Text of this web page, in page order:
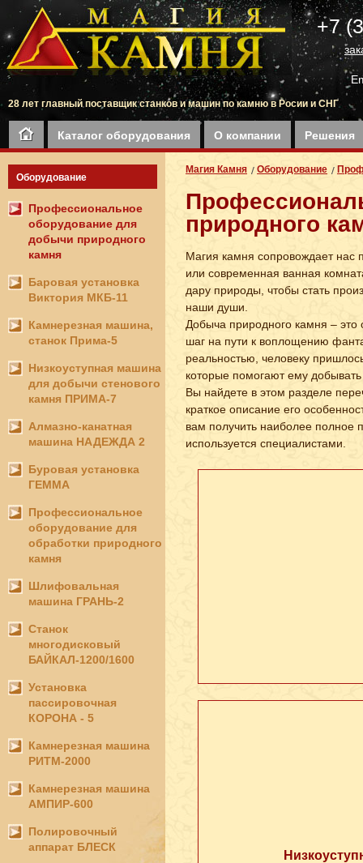
+7
28 лет главный поставщик станков и машин по камню в Росии и СНГ
Каталог оборудования О компании Решения
Оборудование
Профессиональное
оборудование для
добычи природного
камня
Баровая установка
Виктория МКБ-11
Камнерезная машина,
станок Прима-5
Низкоуступная машина
для добычи стенового
камня ПРИМА-7
Алмазно-канатная
машина НАДЕЖДА 2
Буровая установка
ГЕММА
Профессиональное
оборудование для
обработки природного
камня
Шлифовальная
машина ГРАНЬ-2
Станок
многодисковый
БАЙКАЛ-1200/1600
Установка
пассировочная
КОРОНА - 5
Камнерезная машина
РИТМ-2000
Камнерезная машина
АМПИР-600
Полировочный
аппарат БЛЕСК
Магия Камня Оборудование
природного
Магия камня сопровождает нас
или современная ванная
дару природы, чтобы стать
наши души.
Добыча природного камня –
шаг на пути к воплощению
реальностью, человеку
которые помогают ему
Вы найдете в этом разделе
краткое описание его
вам получить наиболее полное
используется специалистами.